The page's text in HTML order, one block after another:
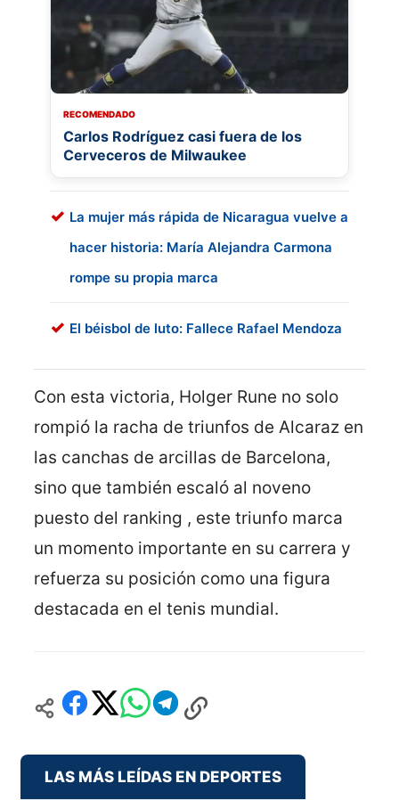
RECOMENDADO
Carlos Rodríguez casi fuera de los
Cerveceros de Milwaukee
La mujer más rápida de Nicaragua vuelve a
hacer historia: María Alejandra Carmona
rompe su propia marca
El béisbol de luto: Fallece Rafael Mendoza
Con esta victoria, Holger Rune no solo
rompió la racha de triunfos de Alcaraz en
las canchas de arcillas de Barcelona,
sino que también escaló al noveno
puesto del ranking , este triunfo marca
un momento importante en su carrera y
refuerza su posición como una figura
destacada en el tenis mundial.
LAS MÁS LEÍDAS EN DEPORTES